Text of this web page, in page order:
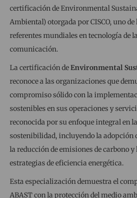
certificación de Environmental
Ambiental) otorgada por CISCO, uno
referentes mundiales en tecnología de
comunicación.
La certificación deEnvironmental
reconoce a las organizaciones que
compromiso sólido con la
sostenibles en sus operaciones y
reconocida por su enfoque integral en
sostenibilidad, incluyendo la adopción
la reducción de emisiones de carbono
estrategias de eficiencia energética.
Esta especialización demuestra el
ABAST con la protección del medio